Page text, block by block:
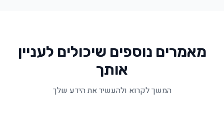
מאמרים נוספים שיכולים לעניין
אותך
המשך לקרוא ולהעשיר את הידע שלך